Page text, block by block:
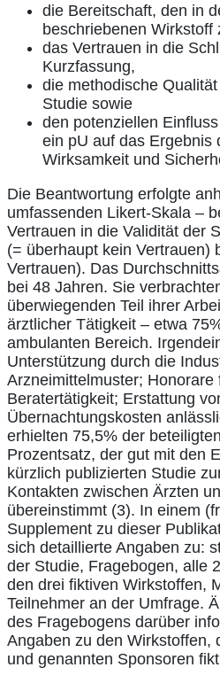
die Bereitschaft, den in
beschriebenen Wirkstoff
das Vertrauen in die
Kurzfassung,
die methodische
Studie sowie
den potenziellen
ein pU auf das Ergebnis
Wirksamkeit und
Die Beantwortung erfolgte
umfassenden Likert-Skala –
Vertrauen in die Validität der
(= überhaupt kein Vertrauen)
Vertrauen). Das
bei 48 Jahren. Sie
überwiegenden Teil ihrer
ärztlicher Tätigkeit – etwa
ambulanten Bereich.
Unterstützung durch die
Arzneimittelmuster; Honorare
Beratertätigkeit; Erstattung
Übernachtungskosten
erhielten 75,5% der
Prozentsatz, der gut mit den
kürzlich publizierten Studie
Kontakten zwischen Ärzten
übereinstimmt (3). In einem
Supplement zu dieser
sich detaillierte Angaben zu:
der Studie, Fragebogen, alle
den drei fiktiven Wirkstoffen,
Teilnehmer an der Umfrage.
des Fragebogens darüber
Angaben zu den Wirkstoffen,
und genannten Sponsoren